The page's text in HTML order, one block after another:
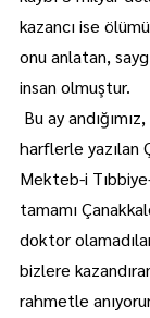
kazancı ise
onu anlatan,
insan olmuştur.
Bu ay
harflerle yazılan
Mekteb-i
tamamı
doktor
bizlere
rahmetle